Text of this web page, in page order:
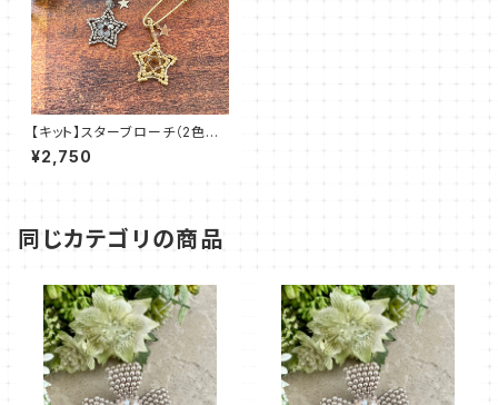
【キット】スターブローチ（2色セ
ット）新川智未
¥2,750
同じカテゴリの商品